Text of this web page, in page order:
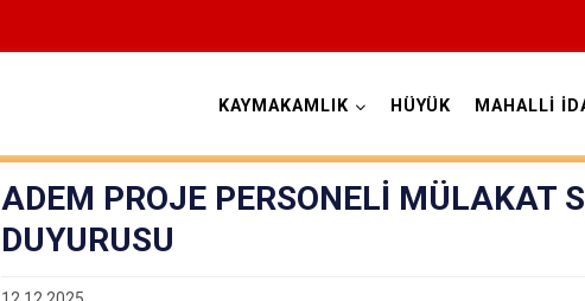
KAYMAKAMLIK HÜYÜK MAHALLİ
ADEM PROJE PERSONELİ MÜLAKAT
DUYURUSU